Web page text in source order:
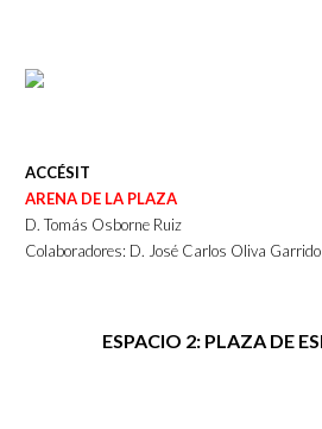
ACCÉSIT
ARENA DE LA PLAZA
D. Tomás Osborne Ruiz
Colaboradores: D. José Carlos Oliva
ESPACIO 2: PLAZA DE